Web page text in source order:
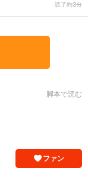
読了約3分
脚本で読む
ファン